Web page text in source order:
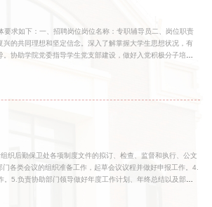
求如下：一、招聘岗位岗位名称：专职辅导员二、岗位职责
的共同理想和坚定信念。深入了解掌握大学生思想状况，有
协助学院党委指导学生党支部建设，做好入党积极分子培
规划，促进学业进步；5.素质拓展指导。指导学生开展校园
织后勤保卫处各项制度文件的拟订、检查、监督和执行、公文
各类会议的组织准备工作，起草会议议程并做好申报工作。4.
5.负责协助部门领导做好年度工作计划、年终总结以及部门